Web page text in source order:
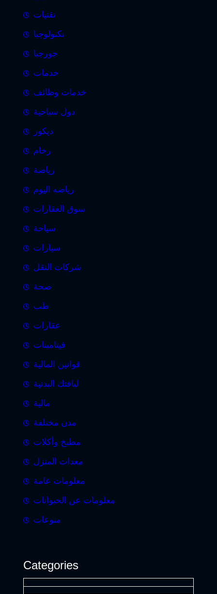
تقنيات
تكنولوجيا
جورجيا
خدمات
خدمات وظائف
دول سياحية
ديكور
رخام
رياضة
رياضه اليوم
سوق العقارات
سياحة
سيارات
شركات النقل
صحة
طب
عقارات
فيتامينات
قوانين المالية
لياقتك البدنية
مالية
مدن مختلفة
مطبخ وأكلات
معدات المنزل
معلومات عامة
معلومات عن الحيوانات
منوعات
Categories